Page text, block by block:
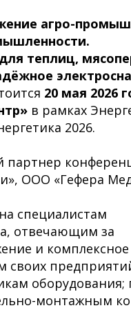
агро-
теплиц,
20 мая 2026
в рамках
2026.
партнер
ООО «Гефера
специалистам
отвечающим за
и
своих
монтажным